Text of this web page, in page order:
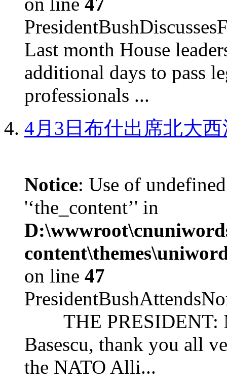
Last month House
additional days to pass
professionals ...
4月3日布什出席北大
Notice: Use of
'‘the_content’' in
on line 47
THE PRESIDENT:
Basescu, thank you all
the NATO Alli...